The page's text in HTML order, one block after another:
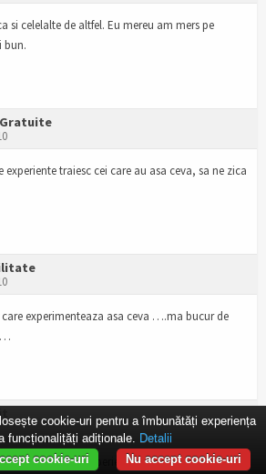
si celelalte de altfel. Eu mereu am mers pe
bun.
traiesc cei care au asa ceva, sa ne zica
experimenteaza asa ceva ….ma bucur de
ce au “trait” asa experiente de neuitat
. Acum
cookie-uri pentru a îmbunătăți experiența
funcționalițăți adiționale. Detalii
Nu accept cookie-uri
cookie-uri